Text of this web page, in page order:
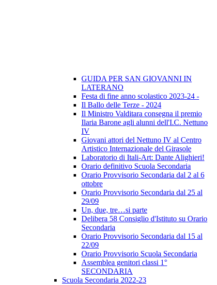
GUIDA PER SAN GIOVANNI IN
LATERANO
Festa di fine anno scolastico 2023-24 -
Il Ballo delle Terze - 2024
Il Ministro Valditara consegna il premio
Ilaria Barone agli alunni dell'I.C. Nettuno
IV
Giovani attori del Nettuno IV al Centro
Artistico Internazionale del Girasole
Laboratorio di Itali-Art: Dante Alighieri!
Orario definitivo Scuola Secondaria
Orario Provvisorio Secondaria dal 2 al 6
ottobre
Orario Provvisorio Secondaria dal 25 al
29/09
Un, due, tre…si parte
Delibera 58 Consiglio d'Istituto su Orario
Secondaria
Orario Provvisorio Secondaria dal 15 al
22/09
Orario Provvisorio Scuola Secondaria
Assemblea genitori classi 1°
SECONDARIA
Scuola Secondaria 2022-23